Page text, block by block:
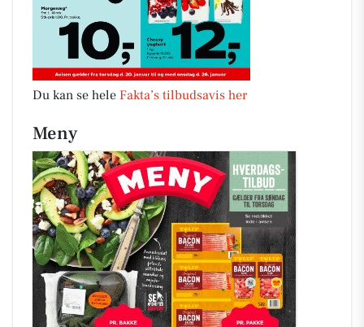
Du kan se hele Fakta’s tilbudsavis her
Meny